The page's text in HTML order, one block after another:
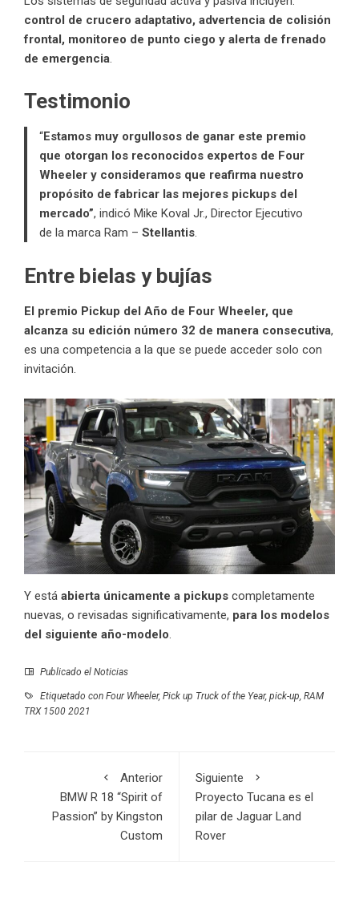
control de crucero adaptativo, advertencia de colisión
frontal, monitoreo de punto ciego y alerta de frenado
de emergencia.
Testimonio
“Estamos muy orgullosos de ganar este premio
que otorgan los reconocidos expertos de Four
Wheeler y consideramos que reafirma nuestro
propósito de fabricar las mejores pickups del
mercado”, indicó Mike Koval Jr., Director Ejecutivo
de la marca Ram – Stellantis.
Entre bielas y bujías
El premio Pickup del Año de Four Wheeler, que
alcanza su edición número 32 de manera consecutiva,
es una competencia a la que se puede acceder solo con
invitación.
Y está abierta únicamente a pickups completamente
nuevas, o revisadas significativamente, para los modelos
del siguiente año-modelo
Publicado el Noticias
Etiquetado con Four Wheeler, Pick up Truck of the Year, pick-up RAM
TRX 1500 2021
Anterior
BMW R 18 “Spirit of
Passion” by Kingston
Custom
Siguiente
Proyecto Tucana es el
pilar de Jaguar Land
Rover